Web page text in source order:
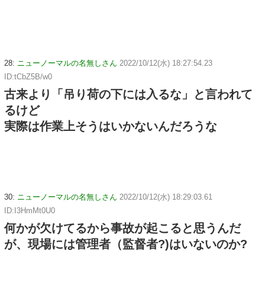
28: ニューノーマルの名無しさん 2022/10/12(水) 18:27:54.23
ID:tCbZ5B/w0
古来より「吊り荷の下には入るな」と言われて
るけど
実際は作業上そうはいかないんだろうな
30: ニューノーマルの名無しさん 2022/10/12(水) 18:29:03.61
ID:I3HmMt0U0
何かが欠けてるから事故が起こると思うんだ
が、現場には管理者（監督者?)はいないのか?